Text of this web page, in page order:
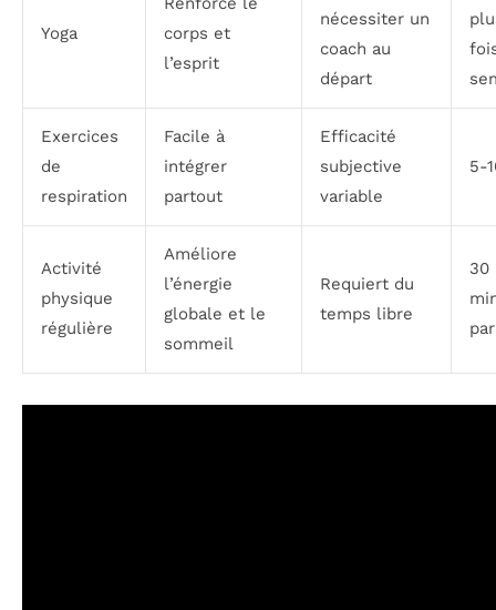
Yoga
corps et
l’esprit
nécessiter un
coach au
départ
Exercices
de
respiration
Facile à
intégrer
partout
Efficacité
subjective
variable
5-
Activité
physique
régulière
Améliore
l’énergie
globale et le
sommeil
Requiert du
temps libre
30